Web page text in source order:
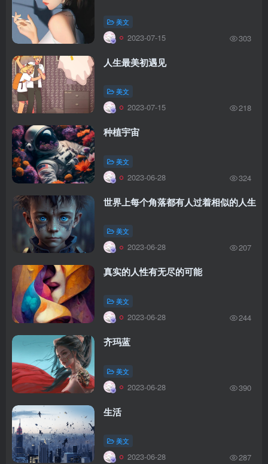
美文
2023-07-15 303
人生最美初遇见
美文
2023-07-15 218
种植宇宙
美文
2023-06-28 324
世界上每个角落都有人过着相似的人生
美文
2023-06-28 207
真实的人性有无尽的可能
美文
2023-06-28 244
齐玛蓝
美文
2023-06-28 390
生活
美文
2023-06-28 287